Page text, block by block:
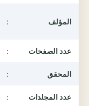
المؤلف :
عدد الصفحات :
المحقق :
عدد المجلدات :